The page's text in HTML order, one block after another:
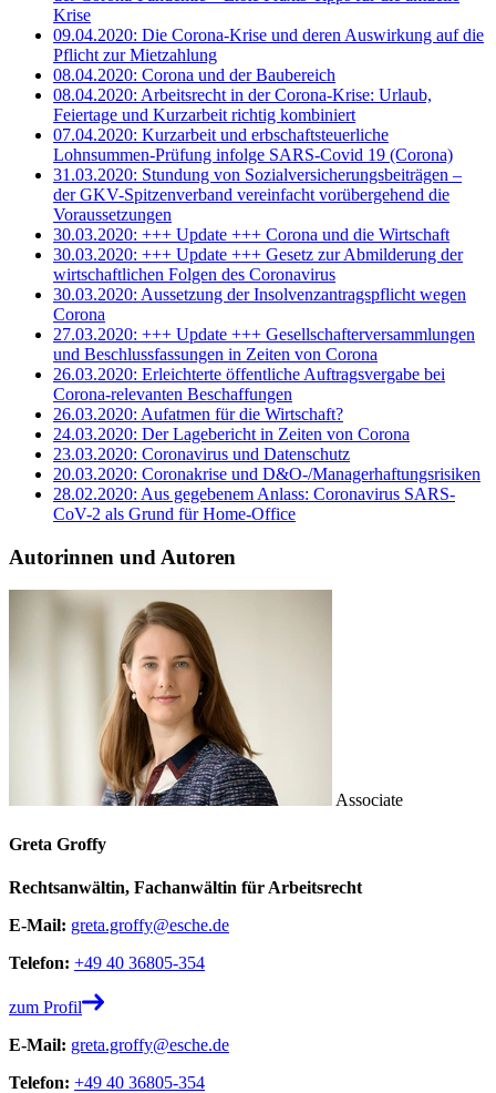
Krise
09.04.2020: Die Corona-Krise und deren Auswirkung auf die
Pflicht zur Mietzahlung
08.04.2020: Corona und der Baubereich
08.04.2020: Arbeitsrecht in der Corona-Krise: Urlaub,
Feiertage und Kurzarbeit richtig kombiniert
07.04.2020: Kurzarbeit und erbschaftsteuerliche
Lohnsummen-Prüfung infolge SARS-Covid 19 (Corona)
31.03.2020: Stundung von Sozialversicherungsbeiträgen –
der GKV-Spitzenverband vereinfacht vorübergehend die
Voraussetzungen
30.03.2020: +++ Update +++ Corona und die Wirtschaft
30.03.2020: +++ Update +++ Gesetz zur Abmilderung der
wirtschaftlichen Folgen des Coronavirus
30.03.2020: Aussetzung der Insolvenzantragspflicht wegen
Corona
27.03.2020: +++ Update +++ Gesellschafterversammlungen
und Beschlussfassungen in Zeiten von Corona
26.03.2020: Erleichterte öffentliche Auftragsvergabe bei
Corona-relevanten Beschaffungen
26.03.2020: Aufatmen für die Wirtschaft?
24.03.2020: Der Lagebericht in Zeiten von Corona
23.03.2020: Coronavirus und Datenschutz
20.03.2020: Coronakrise und D&O-/Managerhaftungsrisiken
28.02.2020: Aus gegebenem Anlass: Coronavirus SARS-
CoV-2 als Grund für Home-Office
Autorinnen und Autoren
Associate
Greta Groffy
Rechtsanwältin, Fachanwältin für Arbeitsrecht
E-Mail: greta.groffy@esche.de
Telefon: +49 40 36805-354
zum Profil
E-Mail: greta.groffy@esche.de
Telefon: +49 40 36805-354